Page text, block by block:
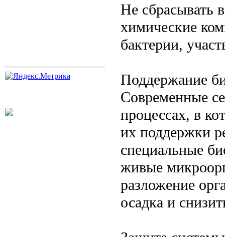
Не сбрасывать
химические
бактерии,
Поддержание
Современные
процессах, в
их поддержки
специальные
живые
разложение
осадка и